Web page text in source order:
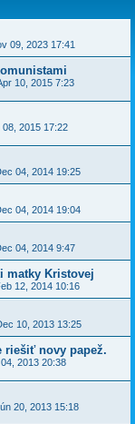
09, 2023 17:41
10, 2015 7:23
08, 2015 17:22
04, 2014 19:25
04, 2014 19:04
04, 2014 9:47
matky Kristovej
12, 2014 10:16
10, 2013 13:25
riešiť novy papež.
2013 20:38
20, 2013 15:18